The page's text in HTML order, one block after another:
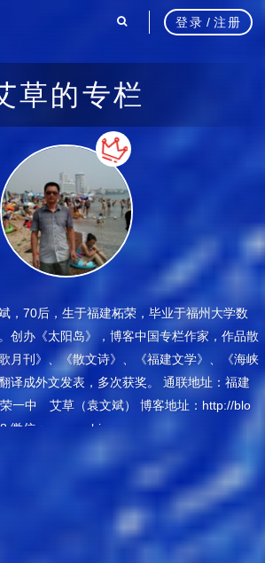
登录 /注册
草的专栏
，70后，生于福建柘荣，毕业于福州大学数
创办《太阳岛》，博客中国专栏作家，作品散
月刊》、《散文诗》、《福建文学》、《海峡
译成外文发表，多次获奖。 通联地址：福建
一中 艾草（袁文斌） 博客地址：http://blo
微信：yuawenbin